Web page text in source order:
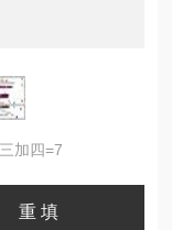
加四=7